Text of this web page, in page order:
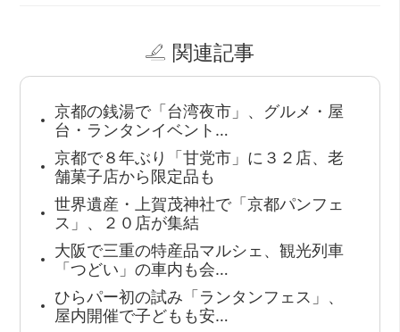
関連記事
京都の銭湯で「台湾夜市」、グルメ・屋
台・ランタンイベント…
京都で８年ぶり「甘党市」に３２店、老
舗菓子店から限定品も
世界遺産・上賀茂神社で「京都パンフェ
ス」、２０店が集結
大阪で三重の特産品マルシェ、観光列車
「つどい」の車内も会…
ひらパー初の試み「ランタンフェス」、
屋内開催で子どもも安…